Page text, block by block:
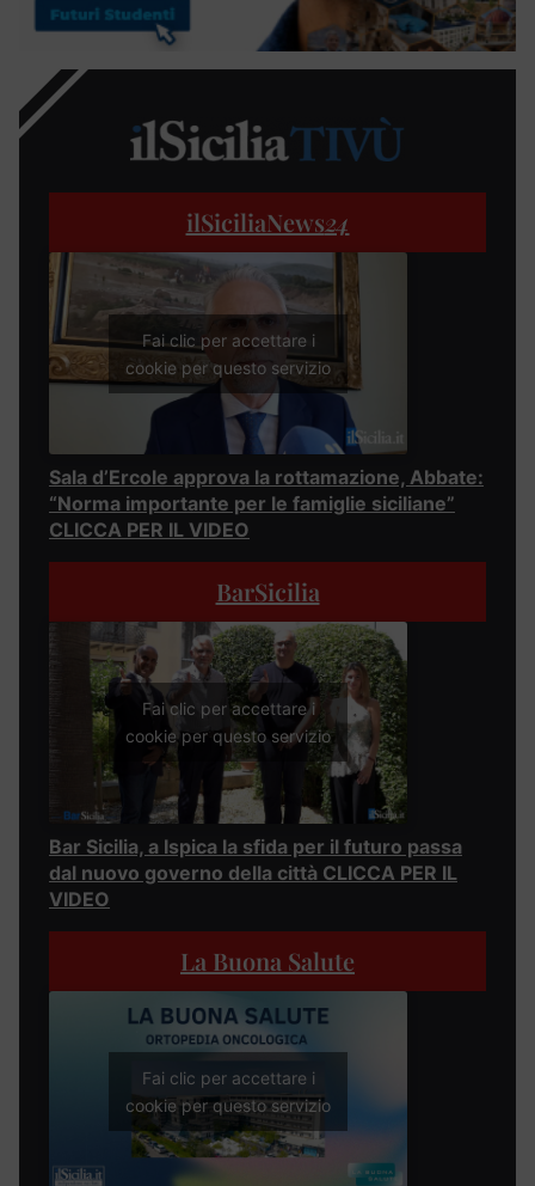
ilSiciliaNews24
Fai clic per accettare i
cookie per questo servizio
Sala d’Ercole approva la rottamazione, Abbate:
“Norma importante per le famiglie siciliane”
CLICCA PER IL VIDEO
BarSicilia
Fai clic per accettare i
cookie per questo servizio
Bar Sicilia, a Ispica la sfida per il futuro passa
dal nuovo governo della città CLICCA PER IL
VIDEO
La Buona Salute
Fai clic per accettare i
cookie per questo servizio